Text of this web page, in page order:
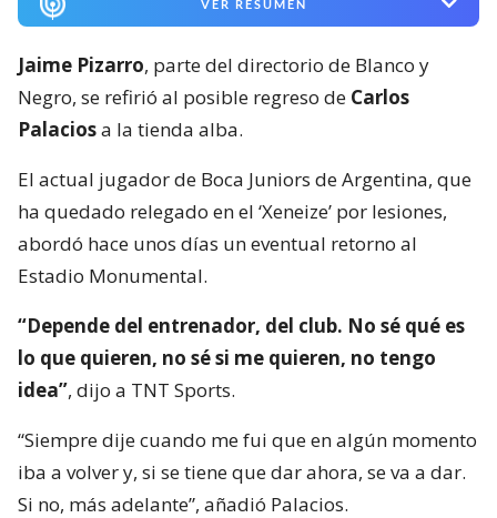
VER RESUMEN
Jaime Pizarro, parte del directorio de Blanco y
Negro, se refirió al posible regreso de Carlos
Palaciosa la tienda alba.
El actual jugador de Boca Juniors de Argentina, que
ha quedado relegado en el ‘Xeneize’ por lesiones,
abordó hace unos días un eventual retorno al
Estadio Monumental.
“Depende del entrenador, del club. No sé qué es
lo que quieren, no sé si me quieren, no tengo
idea”, dijo a TNT Sports.
“Siempre dije cuando me fui que en algún momento
iba a volver y, si se tiene que dar ahora, se va a dar.
Si no, más adelante”, añadió Palacios.